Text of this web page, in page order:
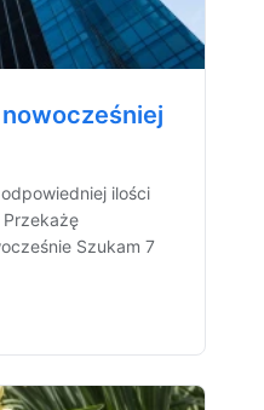
ilości
Przekażę
Szukam 7